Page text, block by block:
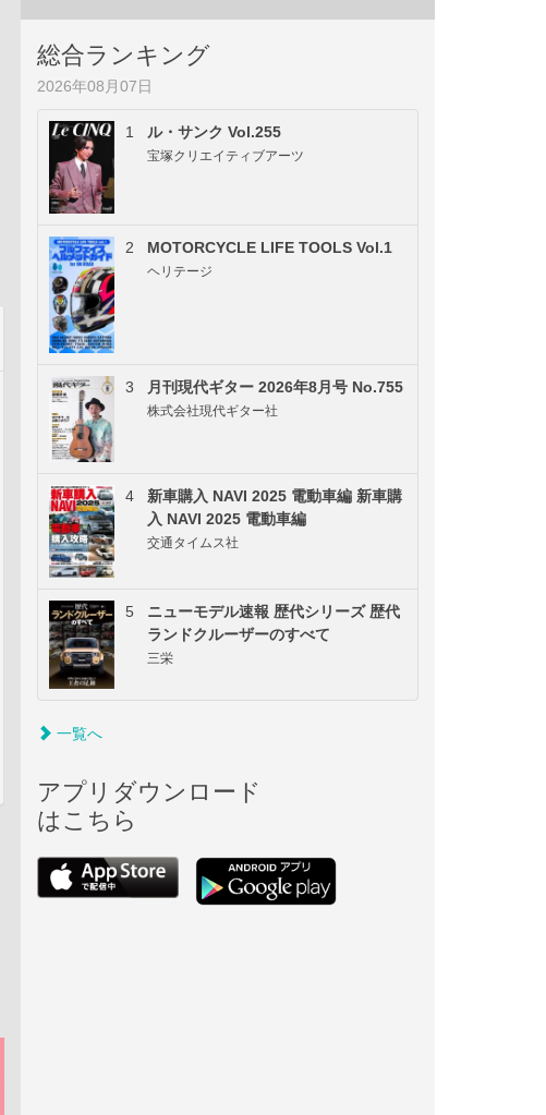
総合ランキング
2026年08月07日
1 ル・サンク Vol.255
宝塚クリエイティブアーツ
2 MOTORCYCLE LIFE TOOLS Vol.1
ヘリテージ
3 月刊現代ギター 2026年8月号 No.755
株式会社現代ギター社
4
新車購入 NAVI 2025 電動車編 新車購
入 NAVI 2025 電動車編
交通タイムス社
5
ニューモデル速報 歴代シリーズ 歴代
ランドクルーザーのすべて
三栄
一覧へ
アプリダウンロード
はこちら